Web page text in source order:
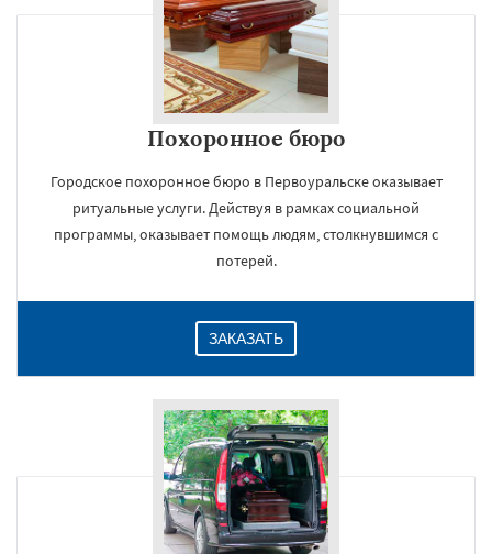
Похоронное бюро
Городское похоронное бюро в Первоуральске оказывает
ритуальные услуги. Действуя в рамках социальной
программы, оказывает помощь людям, столкнувшимся с
потерей.
ЗАКАЗАТЬ